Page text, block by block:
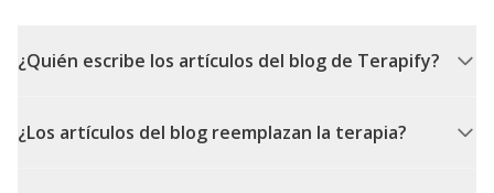
¿Quién escribe los artículos del blog de Terapify?
¿Los artículos del blog reemplazan la terapia?